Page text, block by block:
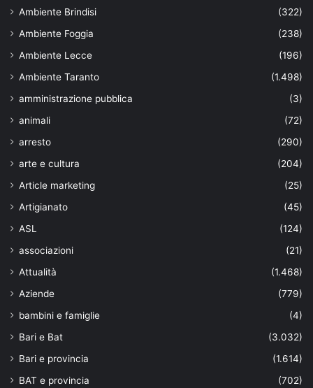
Ambiente Brindisi
(322)
Ambiente Foggia
(238)
Ambiente Lecce
(196)
Ambiente Taranto
(1.498)
amministrazione pubblica
(3)
animali
(72)
arresto
(290)
arte e cultura
(204)
Article marketing
(25)
Artigianato
(45)
ASL
(124)
associazioni
(21)
Attualità
(1.468)
Aziende
(779)
bambini e famiglie
(4)
Bari e Bat
(3.032)
Bari e provincia
(1.614)
BAT e provincia
(702)